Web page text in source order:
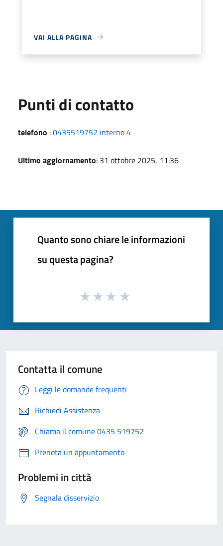
VAI ALLA PAGINA
Punti di contatto
telefono :0435519752 interno 4
Ultimo aggiornamento: 31 ottobre 2025, 11:36
Quanto sono chiare le informazioni
su questa pagina?
Contatta il comune
Leggi le domande frequenti
Richiedi Assistenza
Chiama il comune 0435 519752
Prenota un appuntamento
Problemi in città
Segnala disservizio